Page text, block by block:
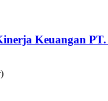
Keuangan